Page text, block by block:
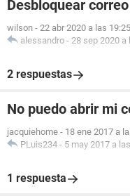
Desbloquear
wilson - 22 abr 2020 a las 19:25
alessandro - 28 sep 2020 a
2 respuestas
No puedo abrir mi
jacquiehome - 18 ene 2017 a
PLuis234 - 5 may 2017 a
1 respuesta